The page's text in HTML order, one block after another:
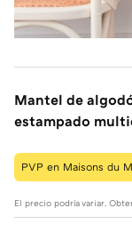
Mantel de
estampado
PVP en Maisons du
El precio podría variar.